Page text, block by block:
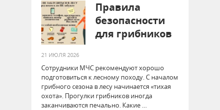
Правила
безопасности
для грибников
21 ИЮЛЯ 2026
Сотрудники МЧС рекомендуют хорошо
подготовиться к лесному походу. С началом
грибного сезона в лесу начинается «тихая
охота». Прогулки грибников иногда
заканчиваются печально. Какие …